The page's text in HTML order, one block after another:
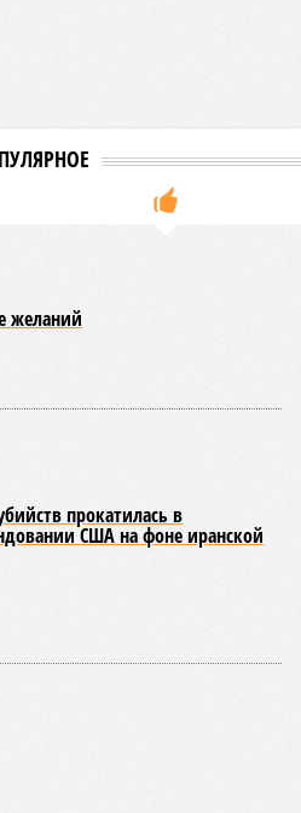
желаний
прокатилась в
США на фоне иранской